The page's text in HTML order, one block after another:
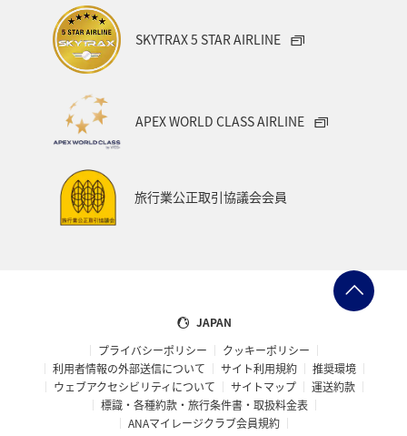
SKYTRAX 5 STAR AIRLINE
APEX WORLD CLASS AIRLINE
旅行業公正取引協議会会員
JAPAN
プライバシーポリシー
クッキーポリシー
利用者情報の外部送信について
サイト利用規約
推奨環境
ウェブアクセシビリティについて
サイトマップ
運送約款
標識・各種約款・旅行条件書・取扱料金表
ANAマイレージクラブ会員規約